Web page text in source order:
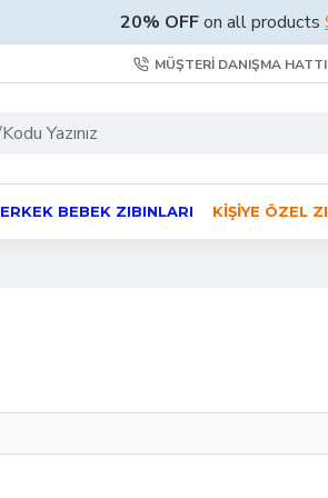
20% OFFon all products
MÜŞTERI DANIŞMA
ERKEK BEBEK ZIBINLARI KIŞIYE ÖZEL